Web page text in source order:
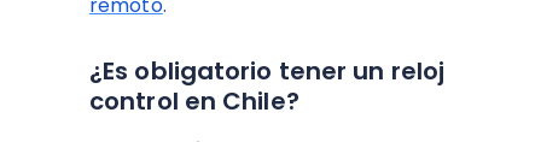
¿Es obligatorio tener un reloj
control en Chile?